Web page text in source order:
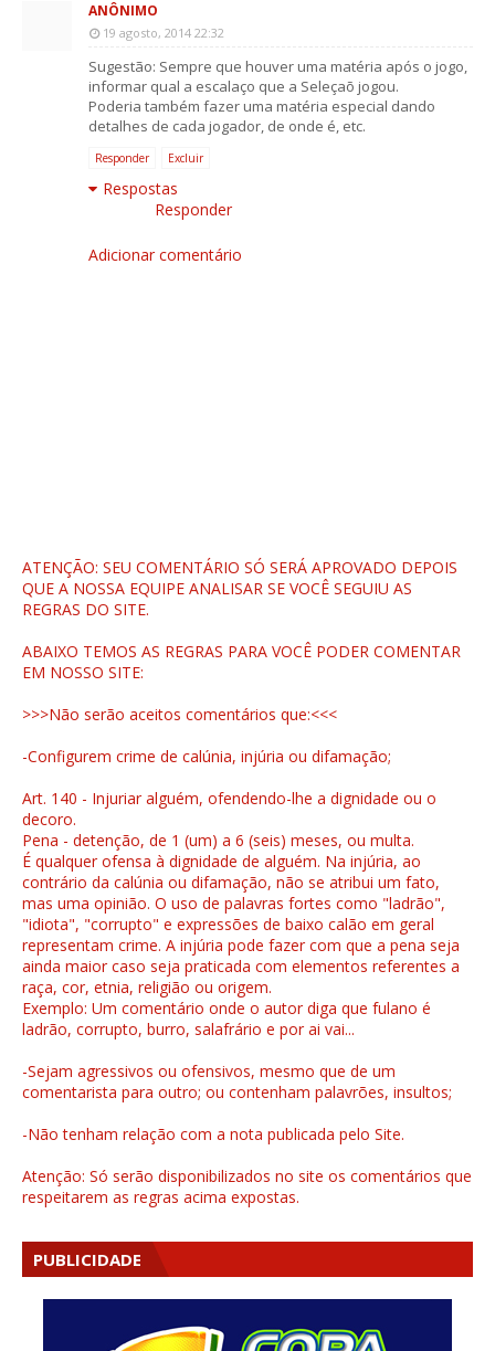
ANÔNIMO
19 agosto, 2014 22:32
Sugestão: Sempre que houver uma matéria após o jogo,
informar qual a escalaço que a Seleçaõ jogou.
Poderia também fazer uma matéria especial dando
detalhes de cada jogador, de onde é, etc.
Responder Excluir
Respostas
Responder
Adicionar comentário
ATENÇÃO: SEU COMENTÁRIO SÓ SERÁ APROVADO DEPOIS
QUE A NOSSA EQUIPE ANALISAR SE VOCÊ SEGUIU AS
REGRAS DO SITE.
ABAIXO TEMOS AS REGRAS PARA VOCÊ PODER COMENTAR
EM NOSSO SITE:
>>>Não serão aceitos comentários que:<<<
-Configurem crime de calúnia, injúria ou difamação;
Art. 140 - Injuriar alguém, ofendendo-lhe a dignidade ou o
decoro.
Pena - detenção, de 1 (um) a 6 (seis) meses, ou multa.
É qualquer ofensa à dignidade de alguém. Na injúria, ao
contrário da calúnia ou difamação, não se atribui um fato,
mas uma opinião. O uso de palavras fortes como "ladrão",
"idiota", "corrupto" e expressões de baixo calão em geral
representam crime. A injúria pode fazer com que a pena seja
ainda maior caso seja praticada com elementos referentes a
raça, cor, etnia, religião ou origem.
Exemplo: Um comentário onde o autor diga que fulano é
ladrão, corrupto, burro, salafrário e por ai vai...
-Sejam agressivos ou ofensivos, mesmo que de um
comentarista para outro; ou contenham palavrões, insultos;
-Não tenham relação com a nota publicada pelo Site.
Atenção: Só serão disponibilizados no site os comentários que
respeitarem as regras acima expostas.
PUBLICIDADE